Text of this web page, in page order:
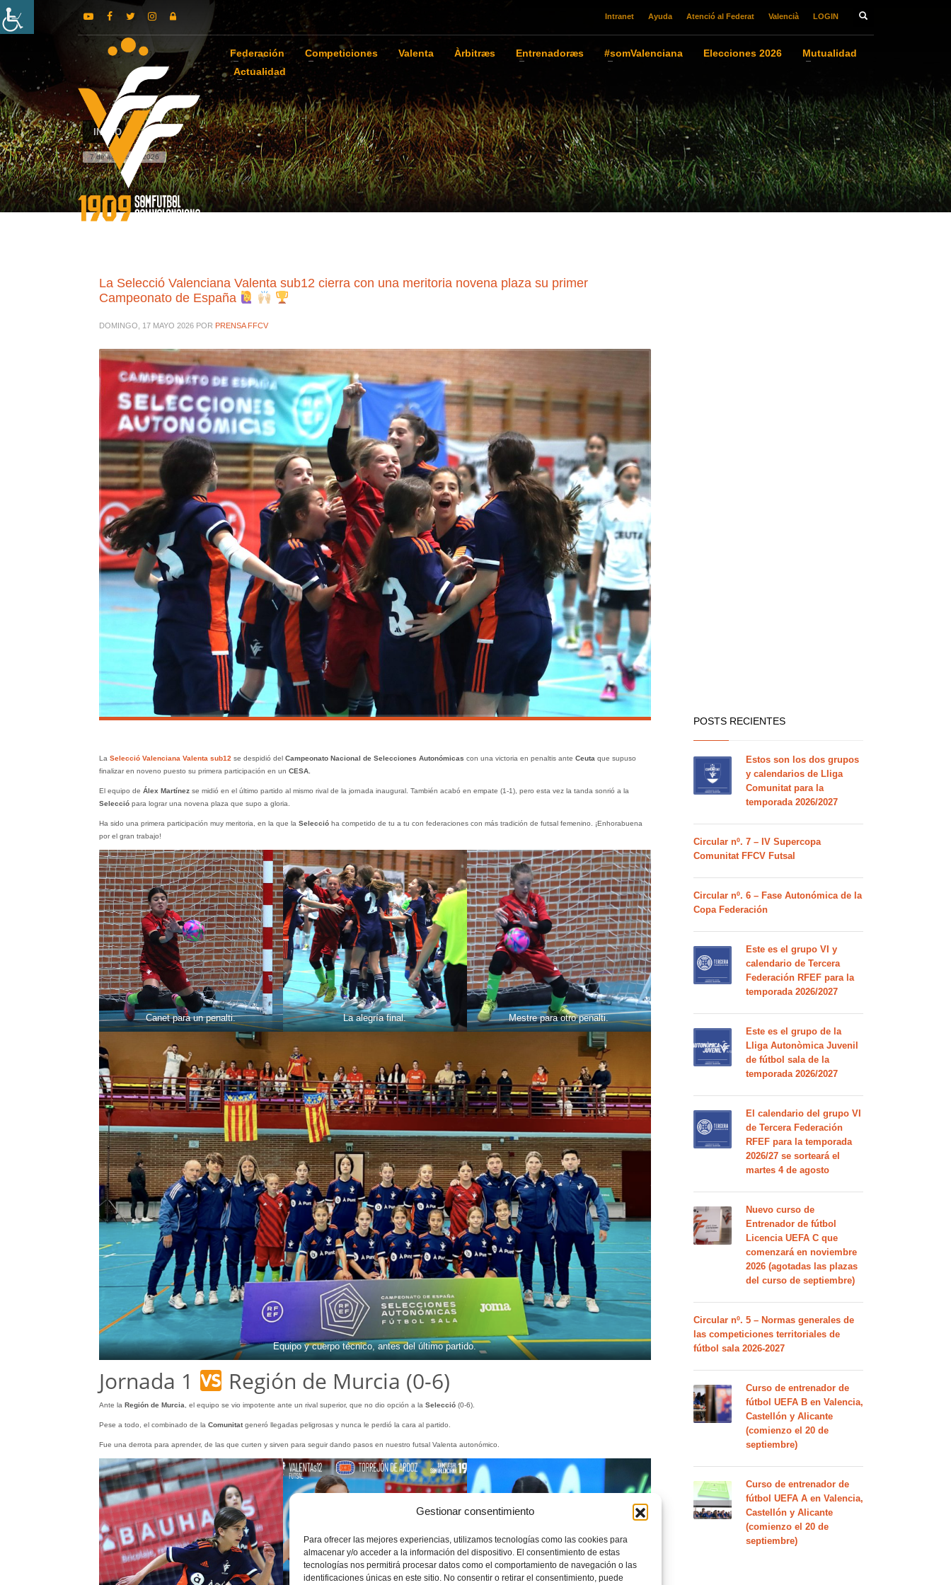
Gestionar consentimiento
Para ofrecer las mejores experiencias, utilizamos tecnologías como las cookies para
almacenar y/o acceder a la información del dispositivo. El consentimiento de estas
tecnologías nos permitirá procesar datos como el comportamiento de navegación o las
identificaciones únicas en este sitio. No consentir o retirar el consentimiento, puede
Intranet Ayuda Atenció al Federat Valencià LOGIN
Federación Competiciones Valenta Àrbitræs Entrenadoræs #somValenciana Elecciones 2026
Mutualidad
Actualidad
INICIO
7 de agosto de 2026
La Selecció Valenciana Valenta sub12 cierra con una meritoria novena plaza su primer
Campeonato de España
DOMINGO, 17 MAYO 2026 POR PRENSA FFCV
La Selecció Valenciana Valenta sub12 se despidió del Campeonato Nacional de Selecciones Autonómicas con una victoria en penaltis ante Ceuta que supuso
finalizar en noveno puesto su primera participación en un CESA.
El equipo de Álex Martínezse midió en el último partido al mismo rival de la jornada inaugural. También acabó en empate (1-1), pero esta vez la tanda sonrió a la
Selecciópara lograr una novena plaza que supo a gloria.
Ha sido una primera participación muy meritoria, en la que la Seleccióha competido de tu a tu con federaciones con más tradición de futsal femenino. ¡Enhorabuena
por el gran trabajo!
Canet para un penalti. La alegría final. Mestre para otro penalti.
Equipo y cuerpo técnico, antes del último partido.
Jornada 1 Región de Murcia (0-6)
Ante la Región de Murcia, el equipo se vio impotente ante un rival superior, que no dio opción a la Selecció(0-6).
Pese a todo, el combinado de la Comunitatgeneró llegadas peligrosas y nunca le perdió la cara al partido.
Fue una derrota para aprender, de las que curten y sirven para seguir dando pasos en nuestro futsal Valenta autonómico.
POSTS RECIENTES
Estos son los dos grupos
y calendarios de Lliga
Comunitat para la
temporada 2026/2027
Circular nº. 7 – IV Supercopa
Comunitat FFCV Futsal
Circular nº. 6 – Fase Autonómica de la
Copa Federación
Este es el grupo VI y
calendario de Tercera
Federación RFEF para la
temporada 2026/2027
Este es el grupo de la
Lliga Autonòmica Juvenil
de fútbol sala de la
temporada 2026/2027
El calendario del grupo VI
de Tercera Federación
RFEF para la temporada
2026/27 se sorteará el
martes 4 de agosto
Nuevo curso de
Entrenador de fútbol
Licencia UEFA C que
comenzará en noviembre
2026 (agotadas las plazas
del curso de septiembre)
Circular nº. 5 – Normas generales de
las competiciones territoriales de
fútbol sala 2026-2027
Curso de entrenador de
fútbol UEFA B en Valencia,
Castellón y Alicante
(comienzo el 20 de
septiembre)
Curso de entrenador de
fútbol UEFA A en Valencia,
Castellón y Alicante
(comienzo el 20 de
septiembre)